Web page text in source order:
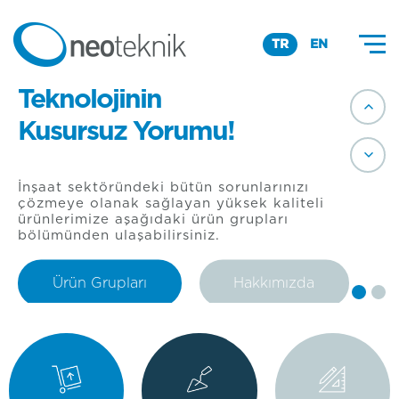
TR EN
Estetik
Teknolojinin
Kusursuz Yorumu!
İnşaat sektöründeki bütün sorunlarınızı
çözmeye olanak sağlayan yüksek kaliteli
ürünlerimize aşağıdaki ürün grupları
bölümünden ulaşabilirsiniz.
Ürün Grupları Hakkımızda